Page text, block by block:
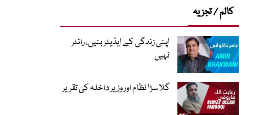
کالم / تجزیہ
اپنی زندگی کے ایڈیٹر بنیں، رائٹر
نہیں
گلا سڑا نظام اور وزیر داخلہ کی تقریر